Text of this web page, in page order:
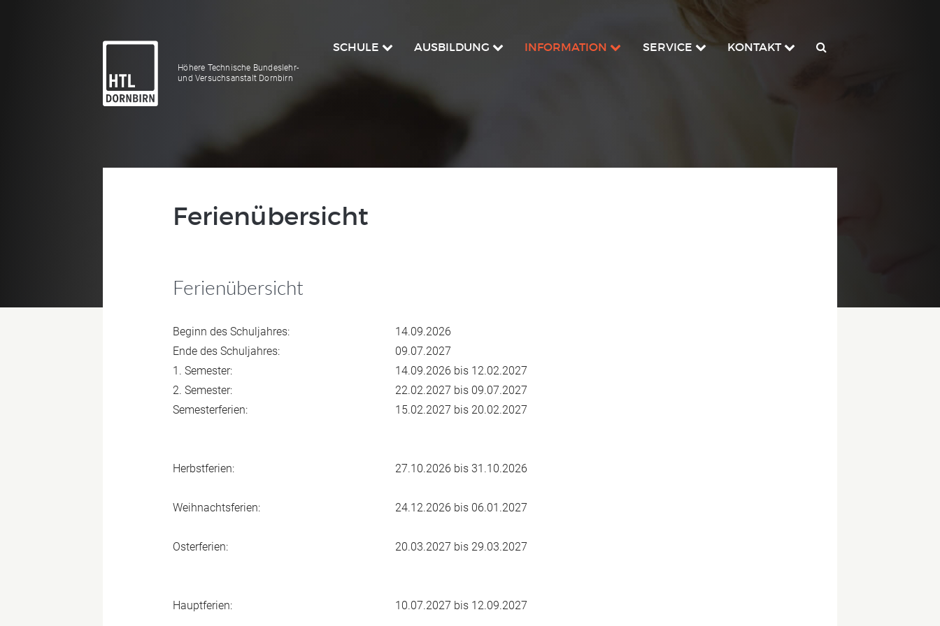
Höhere Technische Bundeslehr-
und Versuchsanstalt Dornbirn
SCHULE AUSBILDUNG INFORMATION SERVICE KONTAKT
Ferienübersicht
Ferienübersicht
Beginn des Schuljahres:
14.09.2026
Ende des Schuljahres:
09.07.2027
1. Semester:
14.09.2026 bis 12.02.2027
2. Semester:
22.02.2027 bis 09.07.2027
Semesterferien:
15.02.2027 bis 20.02.2027
Herbstferien:
Weihnachtsferien:
Osterferien:
Hauptferien:
27.10.2026 bis 31.10.2026
24.12.2026 bis 06.01.2027
20.03.2027 bis 29.03.2027
10.07.2027 bis 12.09.2027